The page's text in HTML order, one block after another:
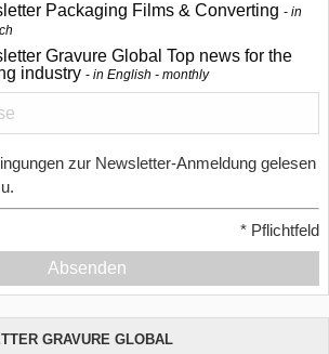
Packaging Films & Converting
in
Gravure Global Top news for the
industry
in English - monthly
zur Newsletter-Anmeldung gelesen
* Pflichtfeld
Absenden
GRAVURE GLOBAL